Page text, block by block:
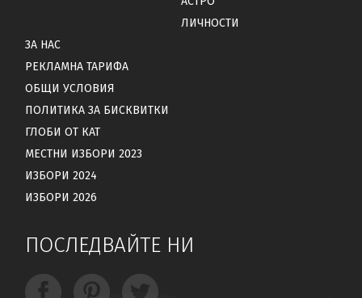
ЛИЧНОСТИ
ЗА НАС
РЕКЛАМНА ТАРИФА
ОБЩИ УСЛОВИЯ
ПОЛИТИКА ЗА БИСКВИТКИ
ГЛОБИ ОТ КАТ
МЕСТНИ ИЗБОРИ 2023
ИЗБОРИ 2024
ИЗБОРИ 2026
ПОСЛЕДВАЙТЕ НИ